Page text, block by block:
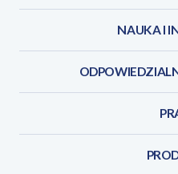
NAUKA I